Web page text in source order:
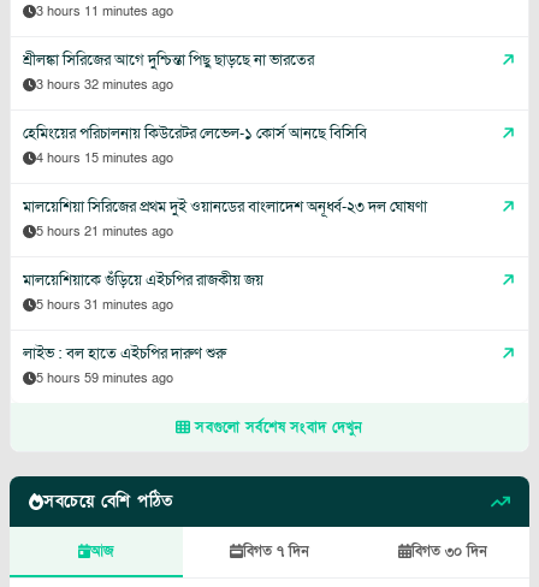
3 hours 11 minutes ago
শ্রীলঙ্কা সিরিজের আগে দুশ্চিন্তা পিছু ছাড়ছে না ভারতের
3 hours 32 minutes ago
হেমিংয়ের পরিচালনায় কিউরেটর লেভেল-১ কোর্স আনছে বিসিবি
4 hours 15 minutes ago
মালয়েশিয়া সিরিজের প্রথম দুই ওয়ানডের বাংলাদেশ অনূর্ধ্ব-২৩ দল ঘোষণা
5 hours 21 minutes ago
মালয়েশিয়াকে গুঁড়িয়ে এইচপির রাজকীয় জয়
5 hours 31 minutes ago
লাইভ : বল হাতে এইচপির দারুণ শুরু
5 hours 59 minutes ago
সবগুলো সর্বশেষ সংবাদ দেখুন
সবচেয়ে বেশি পঠিত
আজ বিগত ৭ দিন বিগত ৩০ দিন